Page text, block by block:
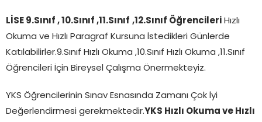
LİSE 9.Sınıf , 10.Sınıf ,11.Sınıf ,12.Sınıf Öğrencileri Hızlı
Okuma ve Hızlı Paragraf Kursuna İstedikleri Günlerde
Katılabilirler.9.Sınıf Hızlı Okuma ,10.Sınıf Hızlı Okuma ,11.Sınıf
Öğrencileri İçin Bireysel Çalışma Önermekteyiz.
YKS Öğrencilerinin Sınav Esnasında Zamanı Çok İyi
Değerlendirmesi gerekmektedir.YKS Hızlı Okuma ve Hızlı